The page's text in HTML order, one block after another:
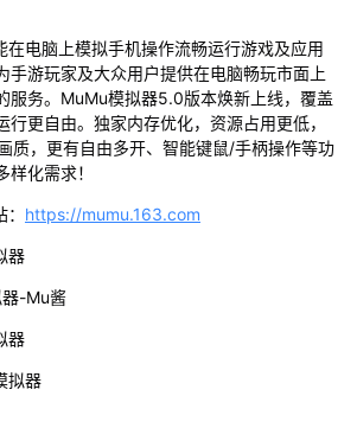
在电脑上模拟手机操作流畅运行游戏及应用
手游玩家及大众用户提供在电脑畅玩市面上
服务。MuMu模拟器5.0版本焕新上线，覆盖
行更自由。独家内存优化，资源占用更低，
质，更有自由多开、智能键鼠/手柄操作等功
化需求！
https://mumu.163.com
器
-Mu酱
器
拟器